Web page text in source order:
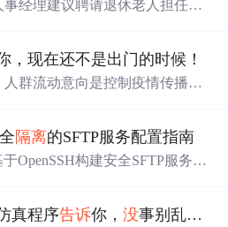
经理建议聘请退休老人担任保
及对社会参与的需求。
，现在还不是出门的时候！
群流动意向是控制疫情传播的
、潜伏时间等参数也对疫情发
隔离的SFTP服务配置指南
OpenSSH构建安全SFTP服务的
配置、禁用shell、强制SF
真程序告诉你，没事别乱出门！企业复工务必做到八个“一”...